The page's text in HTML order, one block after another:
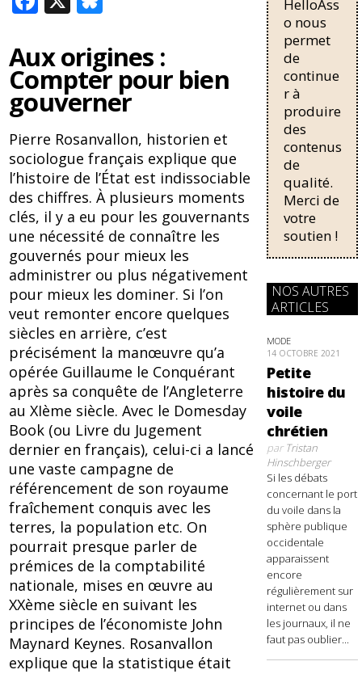
e
b
o
o
k
e
sk
y
Aux origines :
Compter pour bien
gouverner
Pierre Rosanvallon, historien et
sociologue français explique que
l’histoire de l’État est indissociable
des chiffres. À plusieurs moments
clés, il y a eu pour les gouvernants
une nécessité de connaître les
gouvernés pour mieux les
administrer ou plus négativement
pour mieux les dominer. Si l’on
veut remonter encore quelques
siècles en arrière, c’est
précisément la manœuvre qu’a
opérée Guillaume le Conquérant
après sa conquête de l’Angleterre
au XIème siècle. Avec le Domesday
Book (ou Livre du Jugement
dernier en français), celui-ci a lancé
une vaste campagne de
référencement de son royaume
fraîchement conquis avec les
terres, la population etc. On
pourrait presque parler de
prémices de la comptabilité
nationale, mises en œuvre au
XXème siècle en suivant les
principes de l’économiste John
Maynard Keynes. Rosanvallon
explique que la statistique était
pour une
régularisati
on,
passant de
trois...
HelloAss
o nous
permet
de
continue
r à
produire
des
contenus
de
qualité.
Merci de
votre
soutien !
NOS AUTRES
ARTICLES
MODE
14 OCTOBRE 2021
Petite
histoire du
voile
chrétien
parTristan
Hinschberger
Si les débats
concernant le port
du voile dans la
sphère publique
occidentale
apparaissent
encore
régulièrement sur
internet ou dans
les journaux, il ne
faut pas oublier...